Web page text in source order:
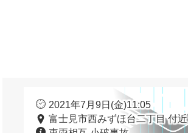
2021年7月9日(金)11:05
富士見市西みずほ台二丁目 付近